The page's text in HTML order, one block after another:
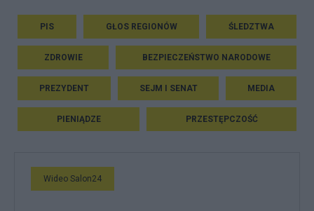
PIS GŁOS REGIONÓW ŚLEDZTWA
ZDROWIE BEZPIECZEŃSTWO NARODOWE
PREZYDENT SEJM I SENAT MEDIA
PIENIĄDZE PRZESTĘPCZOŚĆ
Wideo Salon24